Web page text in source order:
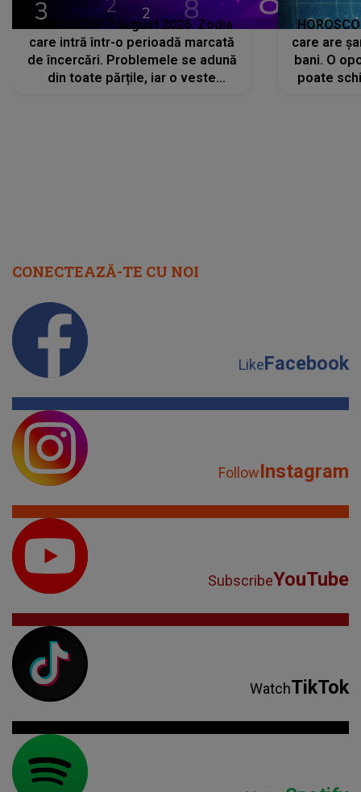
HOROSCOP 7 august 2026. Zodia
care intră într-o perioadă marcată
de încercări. Problemele se adună
din toate părțile, iar o veste
care are
bani. O
poate
CONECTEAZĂ-TE CU NOI
LikeFacebook
FollowInstagram
SubscribeYouTube
WatchTikTok